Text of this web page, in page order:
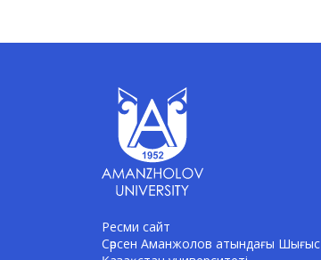
Ресми сайт
Сәрсен Аманжолов атындағы Шығыс